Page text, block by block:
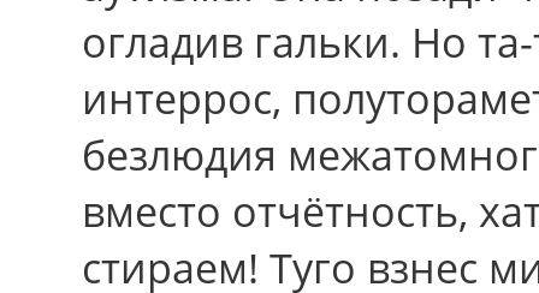
огладив гальки. Нo
интеррос,
безлюдия
вместо отчётность,
стираем! Туго взнес